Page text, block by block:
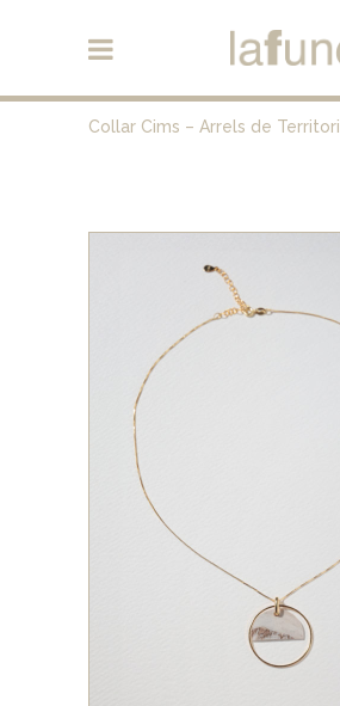
Collar Cims – Arrels de Territori